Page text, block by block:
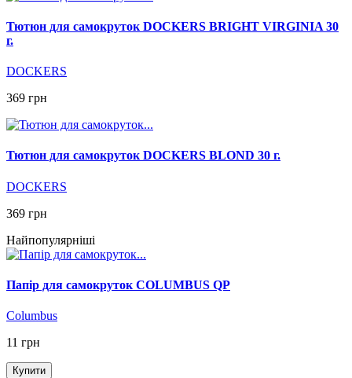
Тютюн для самокруток DOCKERS BRIGHT VIRGINIA 30
г.
DOCKERS
369 грн
Тютюн для самокруток DOCKERS BLOND 30 г.
DOCKERS
369 грн
Найпопулярніші
Папір для самокруток COLUMBUS QP
Columbus
11 грн
Купити